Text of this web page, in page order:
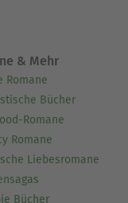
& Mehr
Romane
Bücher
Romane
Romane
Liebesromane
Bücher